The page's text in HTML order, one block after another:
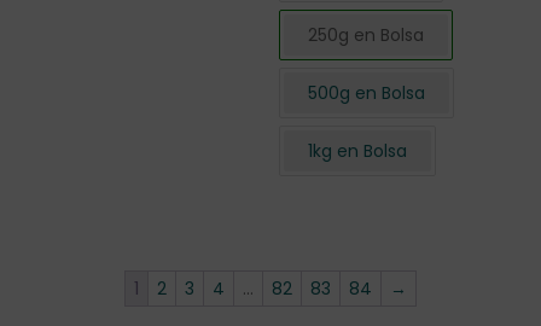
250g en Bolsa
500g en Bolsa
1kg en Bolsa
1 2 3 4 … 82 83 84 →